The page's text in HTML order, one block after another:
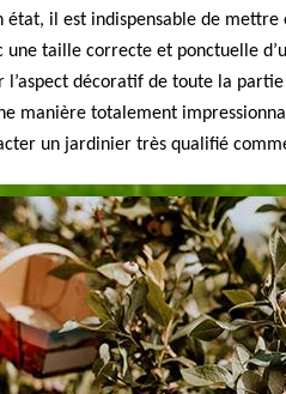
état, il est indispensable de
une taille correcte et ponctuelle
l’aspect décoratif de toute la
manière totalement
un jardinier très qualifié